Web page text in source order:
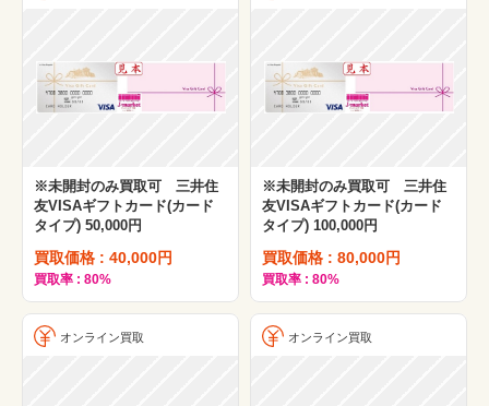
※未開封のみ買取可 三井住
友VISAギフトカード(カード
タイプ) 50,000円
買取価格 : 40,000円
買取率 : 80%
※未開封のみ買取可 三井住
友VISAギフトカード(カード
タイプ) 100,000円
買取価格 : 80,000円
買取率 : 80%
オンライン買取 オンライン買取